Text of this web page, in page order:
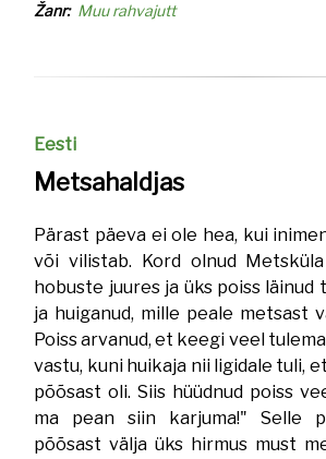
Žanr Muu rahvajutt
Eesti
Metsahaldjas
Pärast päeva ei ole hea, kui
või vilistab. Kord olnud
hobuste juures ja üks poiss läinud
ja huiganud, mille peale metsast
Poiss arvanud, et keegi veel
vastu, kuni huikaja nii ligidale tuli,
põõsast oli. Siis hüüdnud poiss
ma pean siin karjuma!" Selle
põõsast välja üks hirmus must